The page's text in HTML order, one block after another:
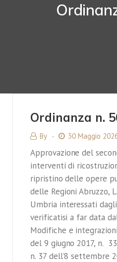
Ordinanza n.
By 30 Maggio
Approvazione del
interventi di
ripristino delle opere
delle Regioni Abruzzo,
Umbria interessati
verificatisi a far data
Modifiche e
del 9 giugno 2017, n.
n. 37 dell’8 settembre